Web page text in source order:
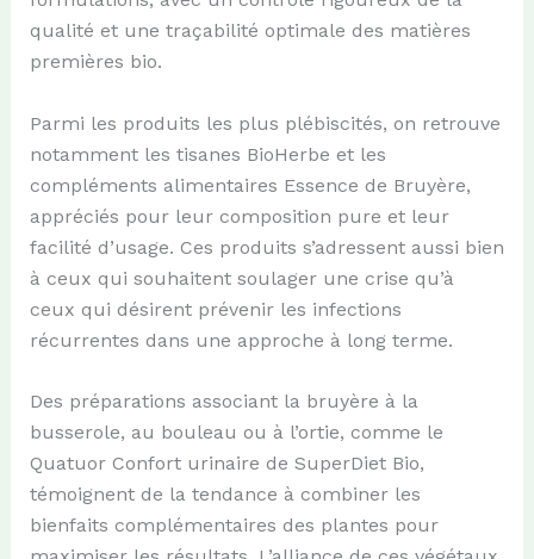
qualité et une traçabilité optimale des matières
premières bio.
Parmi les produits les plus plébiscités, on retrouve
notamment les tisanes BioHerbe et les
compléments alimentaires Essence de Bruyère,
appréciés pour leur composition pure et leur
facilité d’usage. Ces produits s’adressent aussi bien
à ceux qui souhaitent soulager une crise qu’à
ceux qui désirent prévenir les infections
récurrentes dans une approche à long terme.
Des préparations associant la bruyère à la
busserole, au bouleau ou à l’ortie, comme le
Quatuor Confort urinaire de SuperDiet Bio,
témoignent de la tendance à combiner les
bienfaits complémentaires des plantes pour